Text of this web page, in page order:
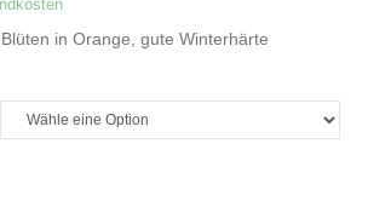
in Orange, gute Winterhärte